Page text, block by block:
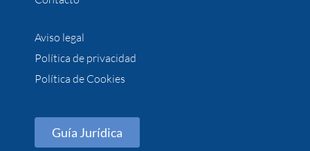
Aviso legal
Política de privacidad
Política de Cookies
Guía Jurídica